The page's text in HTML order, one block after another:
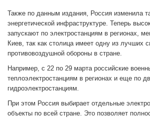
Также по данным издания, Россия изменила
энергетической инфраструктуре. Теперь
запускают по электростанциям в регионах,
Киев, так как столица имеет одну из лучших
противовоздушной обороны в стране.
Например, с 22 по 29 марта российские
теплоэлектростанциям в регионах и еще по
гидроэлектростанциям.
При этом Россия выбирает отдельные
объекты по всей стране. Это позволяет